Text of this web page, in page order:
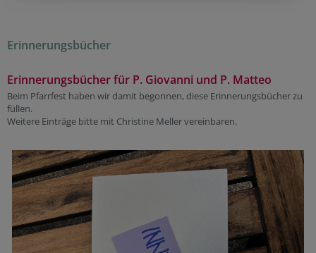
Erinnerungsbücher
Erinnerungsbücher für P. Giovanni und P. Matteo
Beim Pfarrfest haben wir damit begonnen, diese Erinnerungsbücher zu
füllen.
Weitere Einträge bitte mit Christine Meller vereinbaren.